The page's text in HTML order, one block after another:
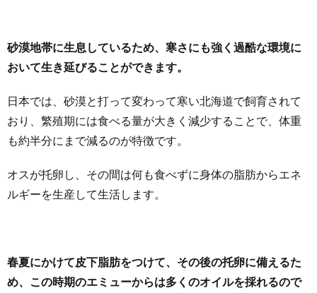
砂漠地帯に生息しているため、寒さにも強く過酷な環境に
おいて生き延びることができます。
日本では、砂漠と打って変わって寒い北海道で飼育されて
おり、繁殖期には食べる量が大きく減少することで、体重
も約半分にまで減るのが特徴です。
オスが托卵し、その間は何も食べずに身体の脂肪からエネ
ルギーを生産して生活します。
春夏にかけて皮下脂肪をつけて、その後の托卵に備えるた
め、この時期のエミューからは多くのオイルを採れるので